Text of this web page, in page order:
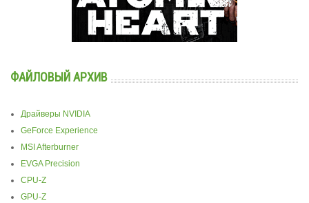
ФАЙЛОВЫЙ АРХИВ
Драйверы NVIDIA
GeForce Experience
MSI Afterburner
EVGA Precision
CPU-Z
GPU-Z